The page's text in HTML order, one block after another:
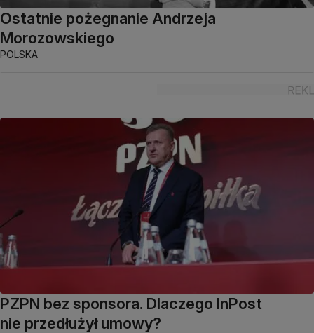
Ostatnie pożegnanie Andrzeja
Morozowskiego
POLSKA
PZPN bez sponsora. Dlaczego InPost
nie przedłużył umowy?